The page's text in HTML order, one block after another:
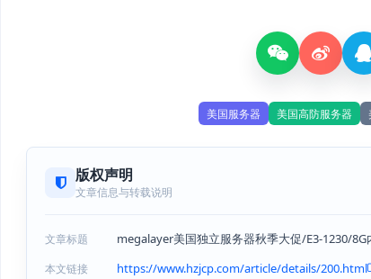
美国服务器 美国高防服务器
版权声明
文章信息与转载说明
文章标题 megalayer美国独立服务器秋季大促/E3-1230/
本文链接 https://www.hzjcp.com/article/details/200.html